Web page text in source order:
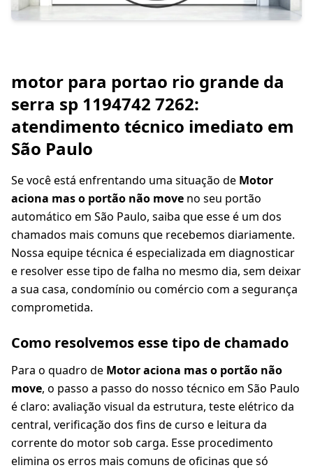
motor para portao rio grande da
serra sp 1194742 7262:
atendimento técnico imediato em
São Paulo
Se você está enfrentando uma situação de Motor
aciona mas o portão não move no seu portão
automático em São Paulo, saiba que esse é um dos
chamados mais comuns que recebemos diariamente.
Nossa equipe técnica é especializada em diagnosticar
e resolver esse tipo de falha no mesmo dia, sem deixar
a sua casa, condomínio ou comércio com a segurança
comprometida.
Como resolvemos esse tipo de chamado
Para o quadro de Motor aciona mas o portão não
move, o passo a passo do nosso técnico em São Paulo
é claro: avaliação visual da estrutura, teste elétrico da
central, verificação dos fins de curso e leitura da
corrente do motor sob carga. Esse procedimento
elimina os erros mais comuns de oficinas que só